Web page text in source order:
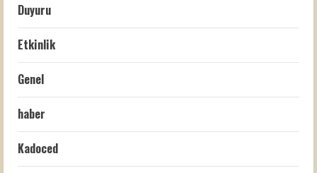
Duyuru
Etkinlik
Genel
haber
Kadoced